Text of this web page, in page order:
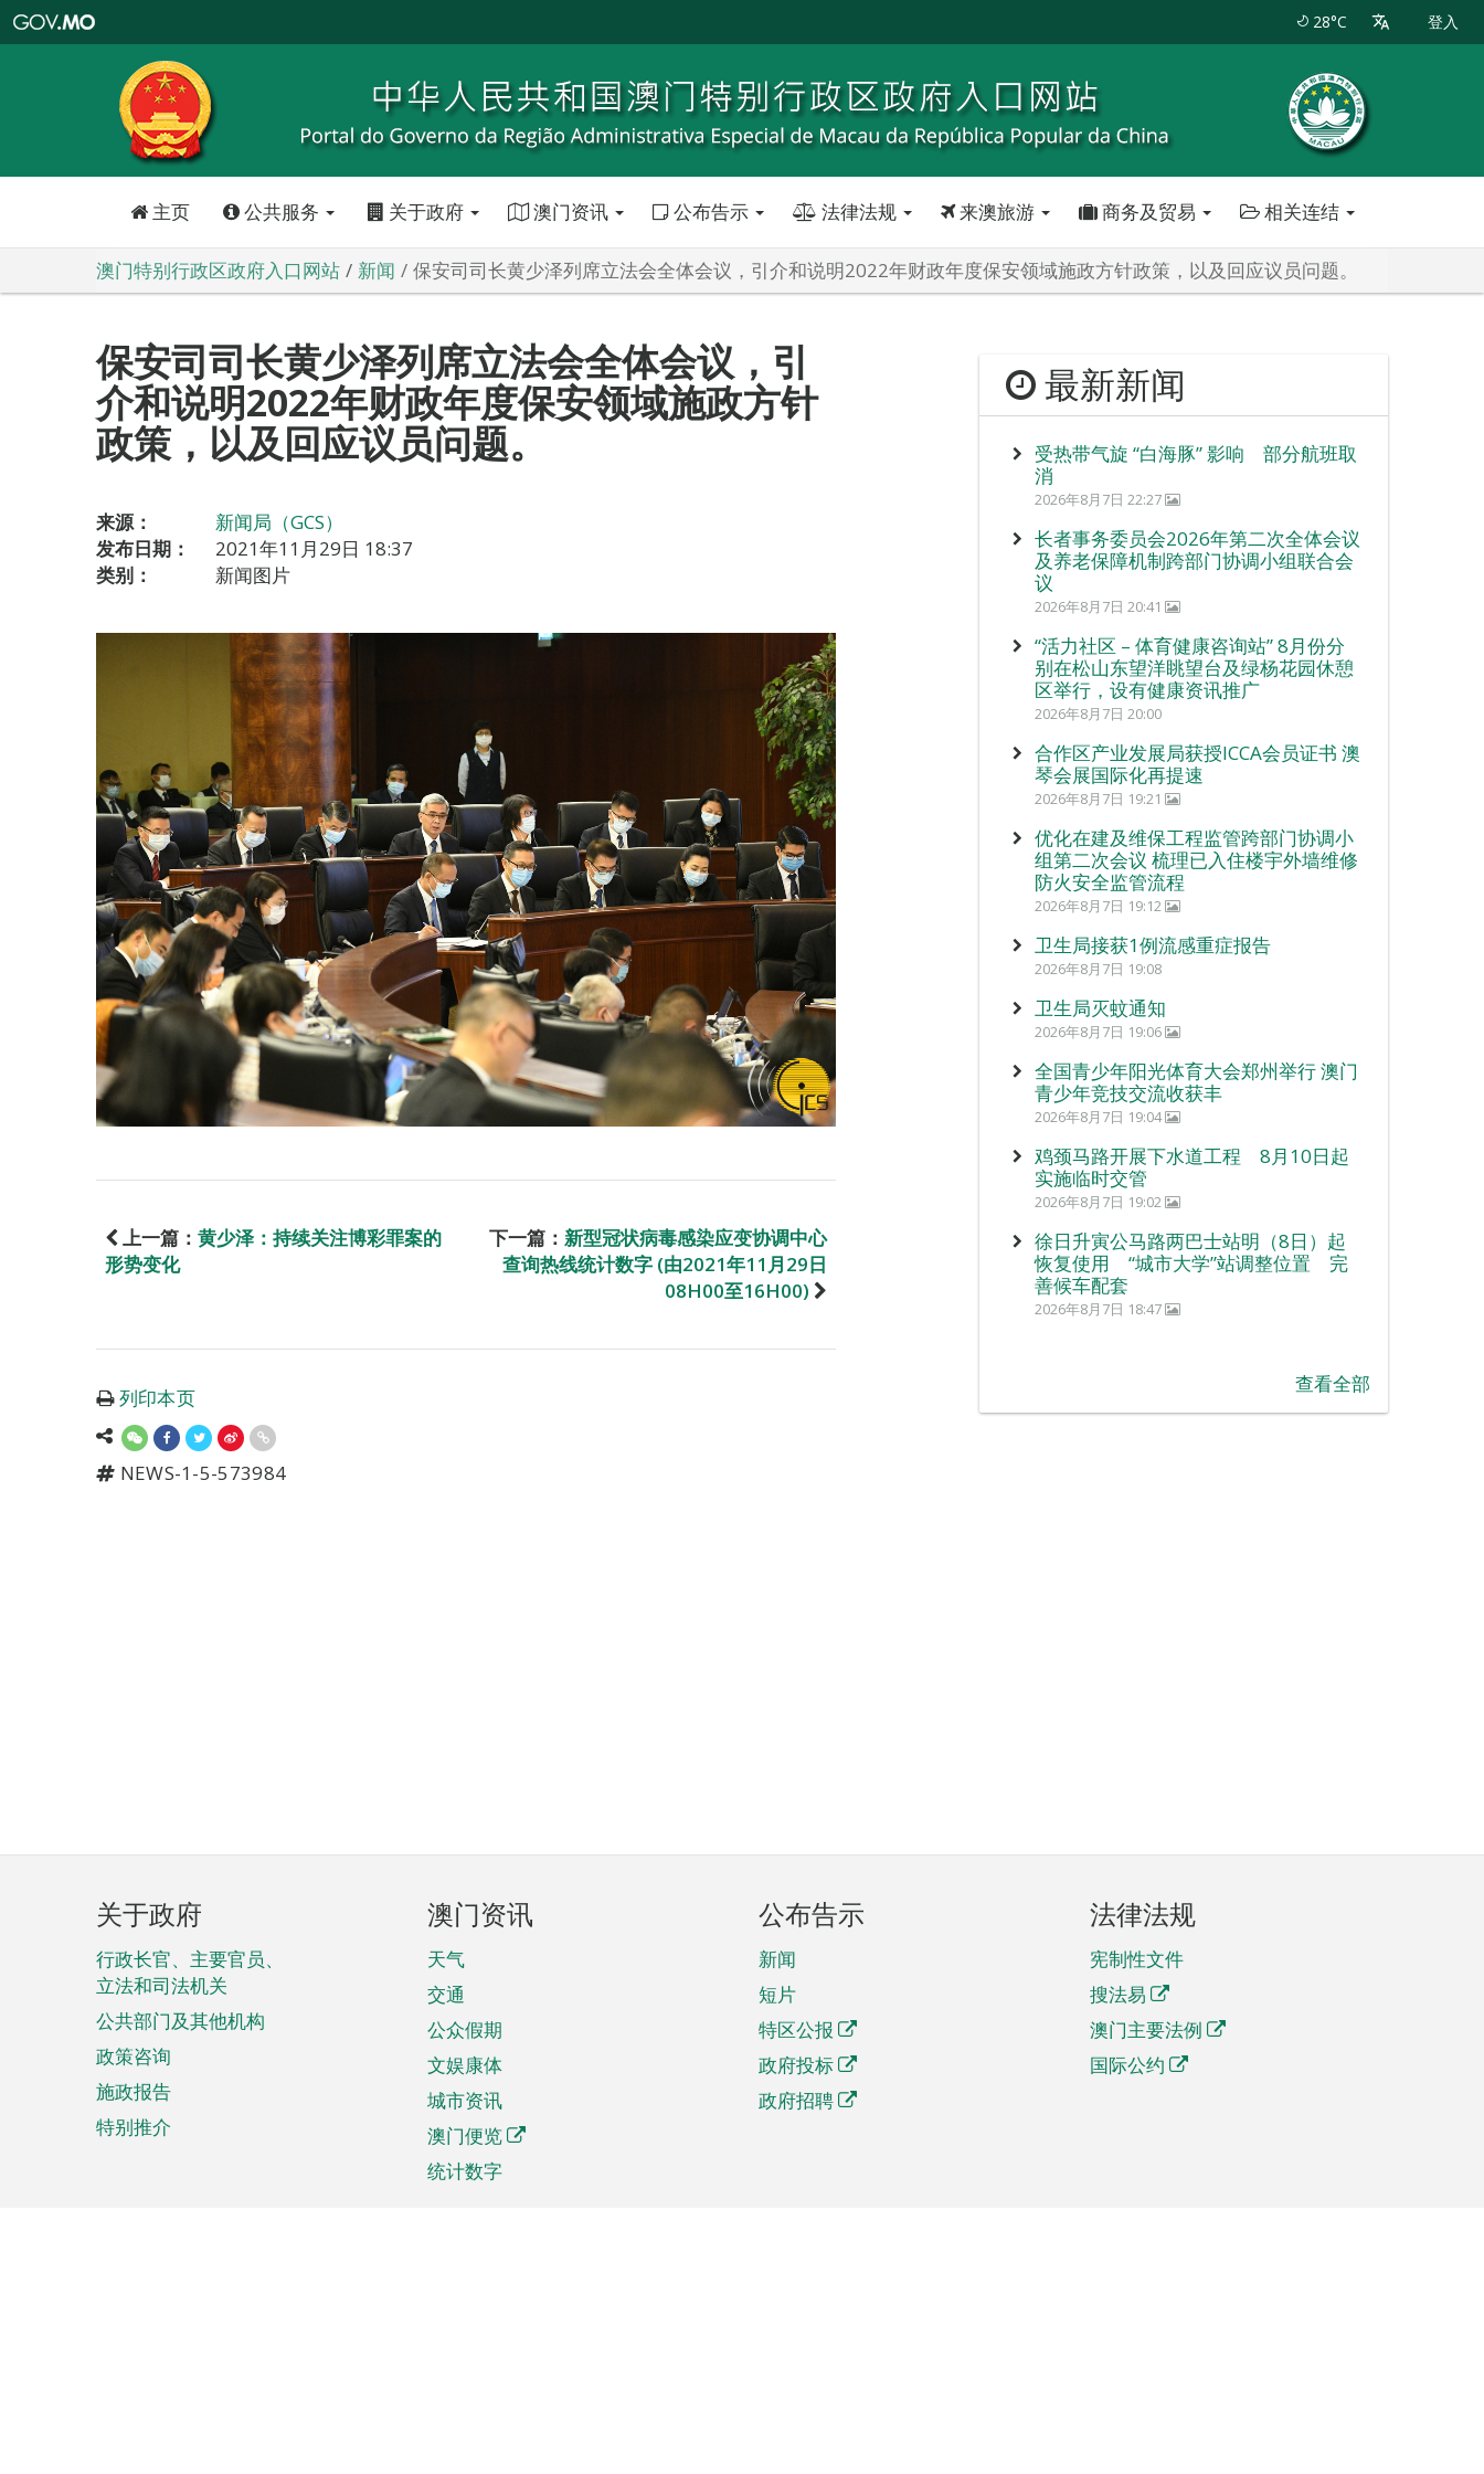
特
政
区
政
口
28°C 登入
主页 公共服务 关于政府 澳门资讯 公布告示 法律法规 来澳旅游 商务及贸易 相关连结
澳门特别行政区政府入口网站 新闻 保安司司长黄少泽列席立法会全体会议，引介和说明2022年财政年度保安领域施政方针政策，以及回应议员问题。
保安司司长黄少泽列席立法会全体会议，引
介和说明2022年财政年度保安领域施政方针
政策，以及回应议员问题。
来源：
新闻局（GCS）
发布日期：
2021年11月29日 18:37
类别：
新闻图片
上一篇： 黄少泽：持续关注博彩罪案的
形势变化
下一篇： 新型冠状病毒感染应变协调中心
查询热线统计数字 (由2021年11月29日
08H00至16H00)
列印本页
NEWS-1-5-573984
最新新闻
受热带气旋 “白海豚” 影响 部分航班取
消
2026年8月7日 22:27
长者事务委员会2026年第二次全体会议
及养老保障机制跨部门协调小组联合会
议
2026年8月7日 20:41
“活力社区 – 体育健康咨询站” 8月份分
别在松山东望洋眺望台及绿杨花园休憩
区举行，设有健康资讯推广
2026年8月7日 20:00
合作区产业发展局获授ICCA会员证书 澳
琴会展国际化再提速
2026年8月7日 19:21
优化在建及维保工程监管跨部门协调小
组第二次会议 梳理已入住楼宇外墙维修
防火安全监管流程
2026年8月7日 19:12
卫生局接获1例流感重症报告
2026年8月7日 19:08
卫生局灭蚊通知
2026年8月7日 19:06
全国青少年阳光体育大会郑州举行 澳门
青少年竞技交流收获丰
2026年8月7日 19:04
鸡颈马路开展下水道工程 8月10日起
实施临时交管
2026年8月7日 19:02
徐日升寅公马路两巴士站明（8日）起
恢复使用 “城市大学”站调整位置 完
善候车配套
2026年8月7日 18:47
查看全部
页
脚
菜
单
关于政府
行政长官、主要官员、
立法和司法机关
公共部门及其他机构
政策咨询
施政报告
特别推介
澳门资讯
天气
交通
公众假期
文娱康体
城市资讯
澳门便览
统计数字
公布告示
新闻
短片
特区公报
政府投标
政府招聘
法律法规
宪制性文件
搜法易
澳门主要法例
国际公约